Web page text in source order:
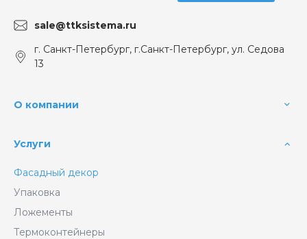
sale@ttksistema.ru
г. Санкт-Петербург, г.Санкт-Петербург, ул. Седова
13
О компании
Услуги
Фасадный декор
Упаковка
Ложементы
Термоконтейнеры